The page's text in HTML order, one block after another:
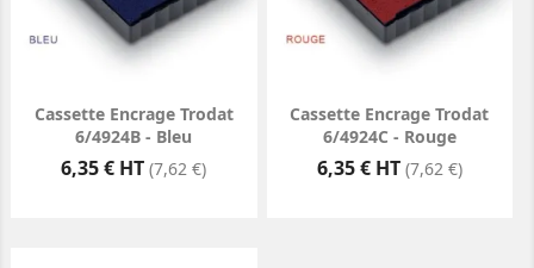
Cassette Encrage Trodat
6/4924B - Bleu
Prix
6,35 € HT (7,62 €)
Cassette Encrage Trodat
6/4924C - Rouge
Prix
6,35 € HT (7,62 €)